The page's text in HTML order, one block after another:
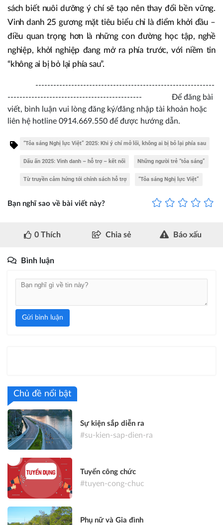
sách biết nuôi dưỡng ý chí sẽ tạo nên thay đổi bền vững.
Vinh danh 25 gương mặt tiêu biểu chỉ là điểm khởi đầu –
điều quan trọng hơn là những con đường học tập, nghề
nghiệp, khởi nghiệp đang mở ra phía trước, với niềm tin
“không ai bị bỏ lại phía sau”.
------------------------------------------------------------
--------------------------------------------- Để đăng bài
viết, bình luận vui lòng đăng ký/đăng nhập tài khoản hoặc
liên hệ hotline 0914.669.550 để được hướng dẫn.
“Tỏa sáng Nghị lực Việt” 2025: Khi ý chí mở lối, không ai bị bỏ lại phía sau
Dấu ấn 2025: Vinh danh – hỗ trợ – kết nối Những người trẻ “tỏa sáng”
Từ truyền cảm hứng tới chính sách hỗ trợ “Tỏa sáng Nghị lực Việt”
Bạn nghĩ sao về bài viết này?
0 Thích Chia sẻ Báo xấu
Bình luận
Gửi bình luận
Chủ đề nổi bật
Sự kiện sắp diễn ra
#su-kien-sap-dien-ra
Tuyển công chức
#tuyen-cong-chuc
Phụ nữ và Gia đình